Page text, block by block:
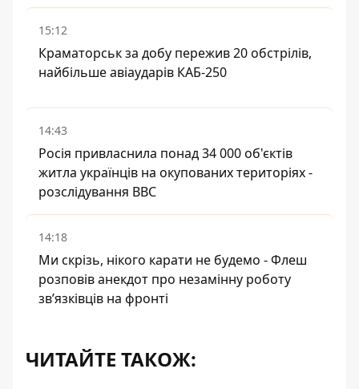
15:12
Краматорськ за добу пережив 20 обстрілів,
найбільше авіаударів КАБ-250
14:43
Росія привласнила понад 34 000 об'єктів
житла українців на окупованих територіях -
розслідування BBC
14:18
Ми скрізь, нікого карати не будемо - Флеш
розповів анекдот про незамінну роботу
зв’язківців на фронті
ЧИТАЙТЕ ТАКОЖ: